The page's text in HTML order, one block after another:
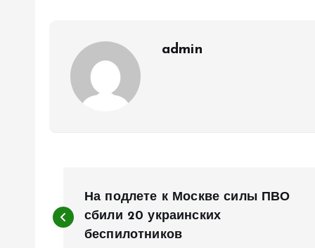
admin
а
На подлете к Москве силы ПВО
сбили 20 украинских
беспилотников